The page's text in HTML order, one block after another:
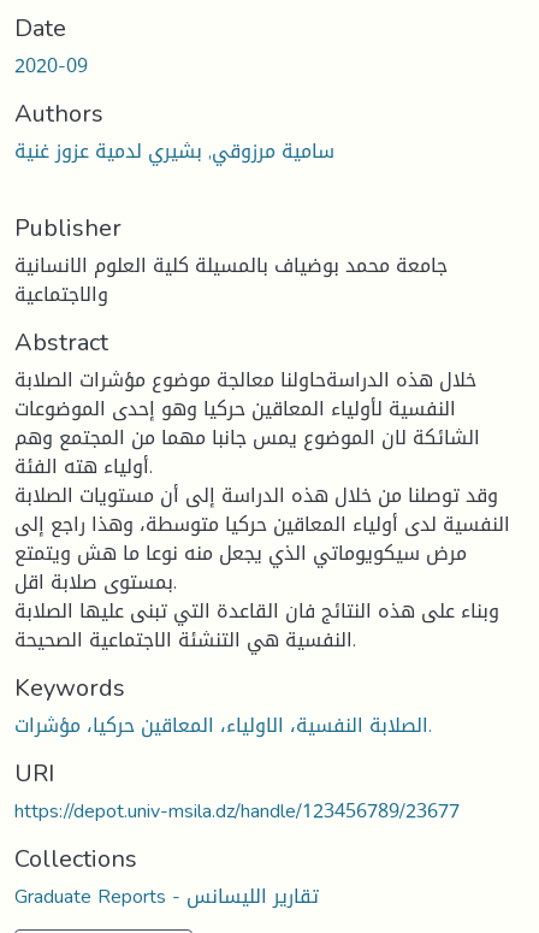
Date
2020-09
Authors
سامية مرزوقي, بشيري لدمية عزوز غنية
Publisher
جامعة محمد بوضياف بالمسيلة كلية العلوم الانسانية
والاجتماعية
Abstract
خلال هذه الدراسةحاولنا معالجة موضوع مؤشرات الصلابة
النفسية لأولياء المعاقين حركيا وهو إحدى الموضوعات
الشائكة لان الموضوع يمس جانبا مهما من المجتمع وهم
أولياء هته الفئة.
وقد توصلنا من خلال هذه الدراسة إلى أن مستويات الصلابة
النفسية لدى أولياء المعاقين حركيا متوسطة، وهذا راجع إلى
مرض سيكويوماتي الذي يجعل منه نوعا ما هش ويتمتع
بمستوى صلابة اقل.
وبناء على هذه النتائج فان القاعدة التي تبنى عليها الصلابة
النفسية هي التنشئة الاجتماعية الصحيحة.
Keywords
الصلابة النفسية، الاولياء، المعاقين حركيا، مؤشرات.
URI
https://depot.univ-msila.dz/handle/123456789/23677
Collections
Graduate Reports - تقارير الليسانس